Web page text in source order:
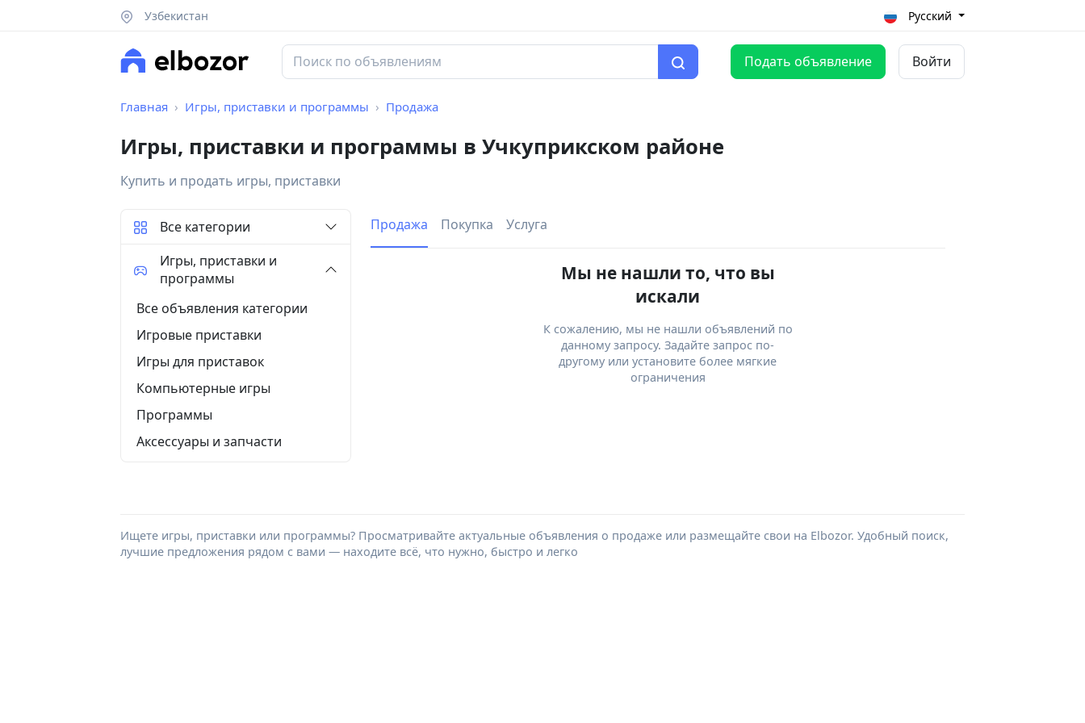
Узбекистан Русский
Подать объявление Войти
Главная Игры, приставки и программы Продажа
Игры, приставки и программы в Учкуприкском районе
Купить и продать игры, приставки
Продажа Покупка Услуга
Мы не нашли то, что вы
искали
К сожалению, мы не нашли объявлений по
данному запросу. Задайте запрос по-
другому или установите более мягкие
ограничения
Все категории
Игры, приставки и
программы
Все объявления категории
Игровые приставки
Игры для приставок
Компьютерные игры
Программы
Аксессуары и запчасти
Ищете игры, приставки или программы? Просматривайте актуальные объявления о продаже или размещайте свои на Elbozor. Удобный поиск,
лучшие предложения рядом с вами — находите всё, что нужно, быстро и легко